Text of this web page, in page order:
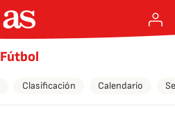
Fútbol
Clasificación Calendario